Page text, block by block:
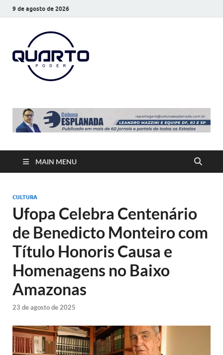
9 de agosto de 2026
MAIN MENU
CULTURA
Ufopa Celebra Centenário
de Benedicto Monteiro com
Título Honoris Causa e
Homenagens no Baixo
Amazonas
23 de agosto de 2025